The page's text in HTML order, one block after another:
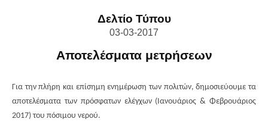
Δελτίο Τύπου
03-03-2017
Αποτελέσματα μετρήσεων
Για την πλήρη και επίσημη ενημέρωση των πολιτών, δημοσιεύουμε τα
αποτελέσματα των πρόσφατων ελέγχων (Ιανουάριος & Φεβρουάριος
2017) του πόσιμου νερού.